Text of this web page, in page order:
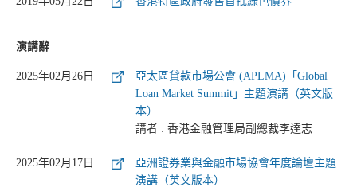
演講辭
2025年02月26日
亞太區貸款市場公會 (APLMA)「Global
Loan Market Summit」主題演講（英文版
本）
講者 : 香港金融管理局副總裁李達志
2025年02月17日
亞洲證券業與金融市場協會年度論壇主題
演講（英文版本）